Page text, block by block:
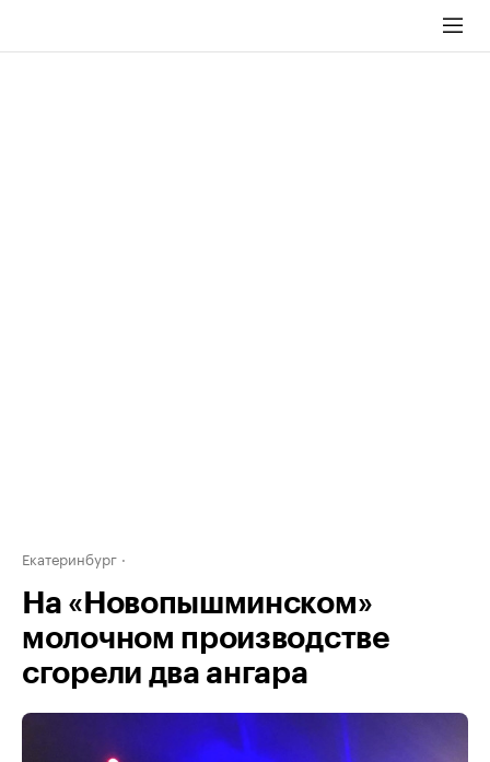
Екатеринбург
На «Новопышминском»
молочном производстве
сгорели два ангара